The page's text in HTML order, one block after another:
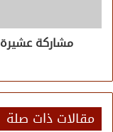
مشاركة
مقالات ذات صلة